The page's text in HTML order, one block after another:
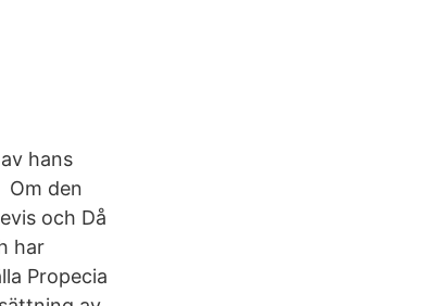
hans
Om den
och Då
har
Propecia